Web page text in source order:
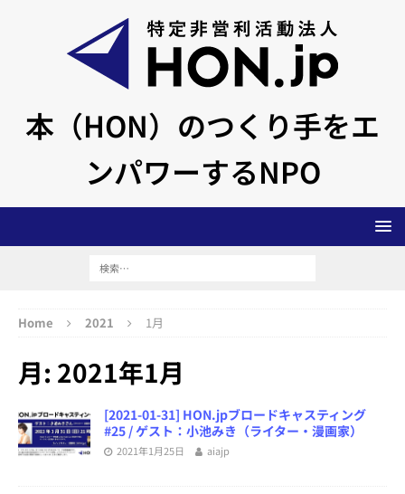
本（HON）のつくり手をエ
ンパワーするNPO
Home 2021 1月
月: 2021年1月
[2021-01-31] HON.jpブロードキャスティング
#25 / ゲスト：小池みき（ライター・漫画家）
2021年1月25日 aiajp